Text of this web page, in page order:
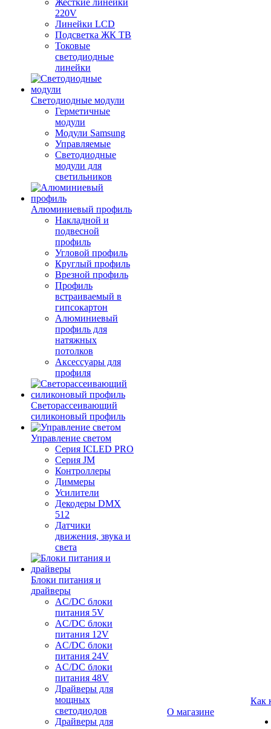
Жесткие линейки
220V
Линейки LCD
Подсветка ЖК ТВ
Токовые
светодиодные
линейки
Светодиодные модули
Герметичные
модули
Модули Samsung
Управляемые
Светодиодные
модули для
светильников
Алюминиевый профиль
Накладной и
подвесной
профиль
Угловой профиль
Круглый профиль
Врезной профиль
Профиль
встраиваемый в
гипсокартон
Алюминиевый
профиль для
натяжных
потолков
Аксессуары для
профиля
Светорассеивающий
силиконовый профиль
Управление светом
Серия ICLED PRO
Серия JM
Контроллеры
Диммеры
Усилители
Декодеры DMX
512
Датчики
движения, звука и
света
Блоки питания и
драйверы
AC/DC блоки
питания 5V
AC/DC блоки
питания 12V
AC/DC блоки
питания 24V
AC/DC блоки
питания 48V
Драйверы для
мощных
светодиодов
Драйверы для
О магазине
Как